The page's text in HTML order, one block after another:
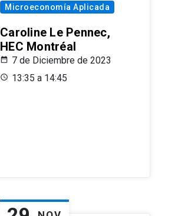
Microeconomía Aplicada
Caroline Le Pennec,
HEC Montréal
7 de Diciembre de 2023
13:35 a 14:45